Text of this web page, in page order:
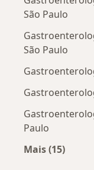
São Paulo
São Paulo
Paulo
Mais (15)